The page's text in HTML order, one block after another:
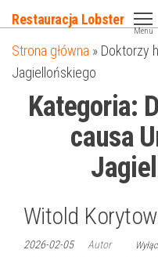
do
treści
Restauracja Lobster
Menu
Strona główna » Doktorzy
Jagiellońskiego
Kategoria:
causa
Witold
2026-02-05 Autor